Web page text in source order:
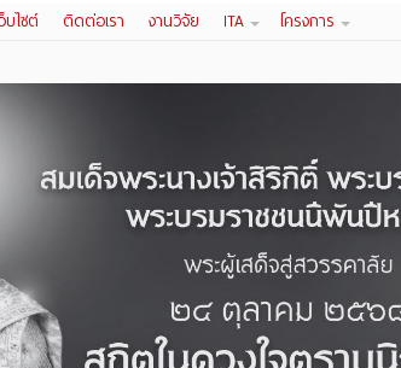
บไซต์ ติดต่อเรา งานวิจัย ITA โครงการ